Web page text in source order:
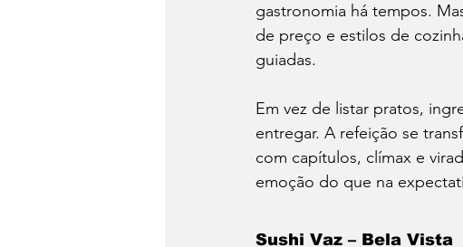
gastronomia há tempos.
de preço e estilos de
guiadas.
Em vez de listar pratos,
entregar. A refeição se
com capítulos, clímax e
emoção do que na
Sushi Vaz – Bela Vista